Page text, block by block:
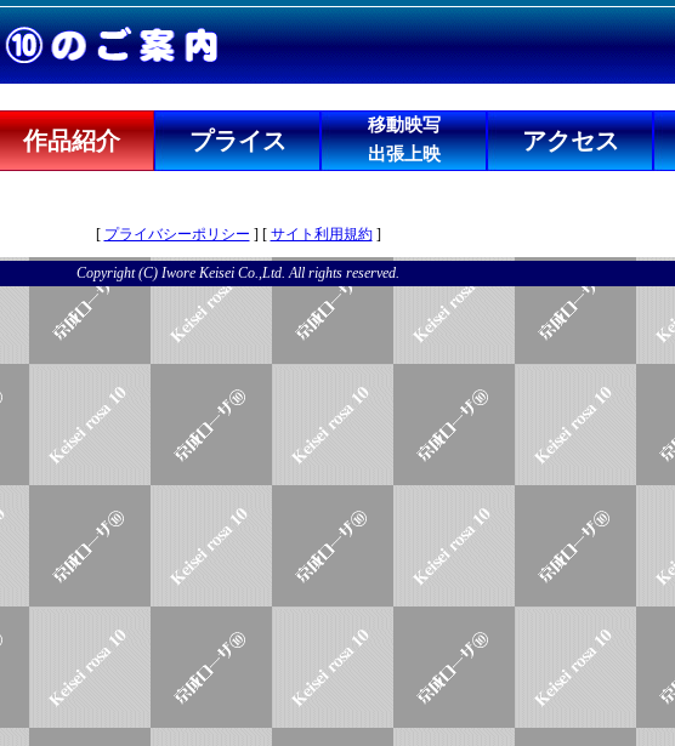
作品紹介 プライス
移動映写
出張上映
アクセス
[ プライバシーポリシー ] [ サイト利用規約]
Copyright (C) Iwore Keisei Co.,Ltd. All rights reserved.